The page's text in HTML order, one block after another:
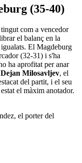
(35-40)
com a vencedor
el balanç en la
igualats. El Magdeburg
(32-31) i s'ha
ha aprofitat per anar
Dejan Milosavljev, el
del partit, i el seu
el màxim anotador.
el porter del